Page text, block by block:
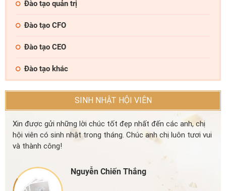
Đào tạo quản trị
Đào tạo CFO
Đào tạo CEO
Đào tạo khác
SINH NHẬT HỘI VIÊN
Xin được gửi những lời chúc tốt đẹp nhất đến các anh, chị
hội viên có sinh nhật trong tháng. Chúc anh chị luôn tươi vui
và thành công!
Nguyễn Chiến Thắng